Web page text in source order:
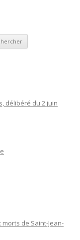
délibéré du 2 juin
de Saint-Jean-